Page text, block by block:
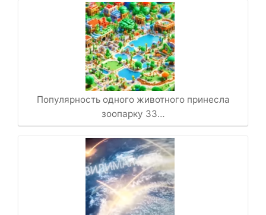
Популярность одного животного принесла
зоопарку 33…